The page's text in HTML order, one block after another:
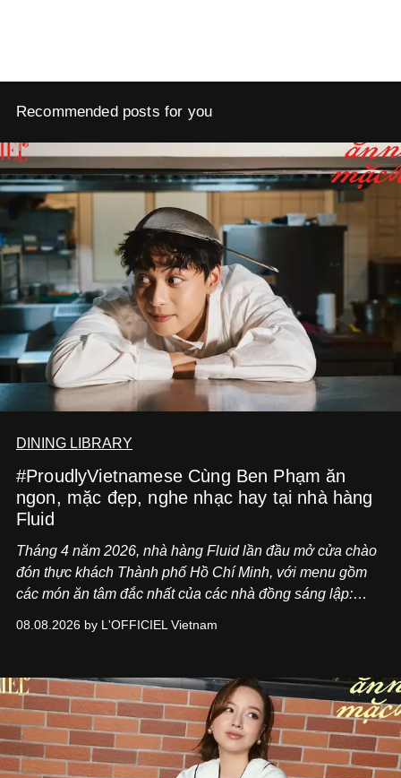
Recommended posts for you
DINING LIBRARY
#ProudlyVietnamese Cùng Ben Phạm ăn
ngon, mặc đẹp, nghe nhạc hay tại nhà hàng
Fluid
Tháng 4 năm 2026, nhà hàng Fluid lần đầu mở cửa chào
đón thực khách Thành phố Hồ Chí Minh, với menu gồm
các món ăn tâm đắc nhất của các nhà đồng sáng lập:
món ăn đa dạng từ Á đến Âu nhanh chóng được yêu thích
mang đến niềm vui cho thực khách.
08.08.2026 by L'OFFICIEL Vietnam